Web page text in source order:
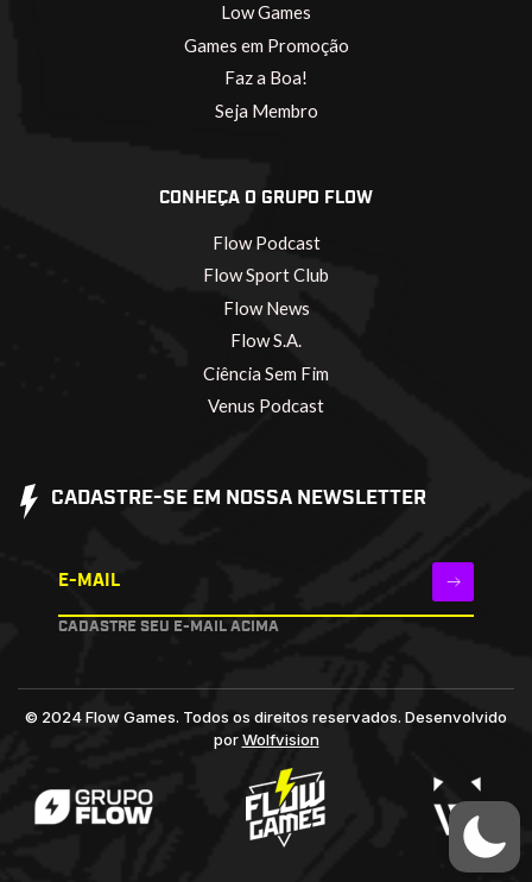
Low Games
Games em Promoção
Faz a Boa!
Seja Membro
CONHEÇA O GRUPO FLOW
Flow Podcast
Flow Sport Club
Flow News
Flow S.A.
Ciência Sem Fim
Venus Podcast
CADASTRE-SE EM NOSSA NEWSLETTER
E-MAIL
CADASTRE SEU E-MAIL ACIMA
© 2024 Flow Games. Todos os direitos reservados. Desenvolvido
porWolfvision